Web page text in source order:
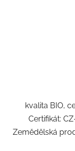
kvalita BIO,
Certifikát:
Zemědělská